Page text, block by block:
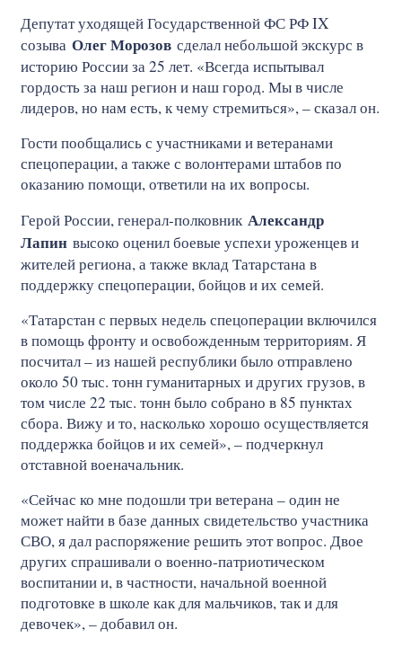
Депутат уходящей Государственной ФС РФ IX
созыва Олег Морозов сделал небольшой экскурс в
историю России за 25 лет. «Всегда испытывал
гордость за наш регион и наш город. Мы в числе
лидеров, но нам есть, к чему стремиться», – сказал он.
Гости пообщались с участниками и ветеранами
спецоперации, а также с волонтерами штабов по
оказанию помощи, ответили на их вопросы.
Герой России, генерал-полковник Александр
Лапин высоко оценил боевые успехи уроженцев и
жителей региона, а также вклад Татарстана в
поддержку спецоперации, бойцов и их семей.
«Татарстан с первых недель спецоперации включился
в помощь фронту и освобожденным территориям. Я
посчитал – из нашей республики было отправлено
около 50 тыс. тонн гуманитарных и других грузов, в
том числе 22 тыс. тонн было собрано в 85 пунктах
сбора. Вижу и то, насколько хорошо осуществляется
поддержка бойцов и их семей», – подчеркнул
отставной военачальник.
«Сейчас ко мне подошли три ветерана – один не
может найти в базе данных свидетельство участника
СВО, я дал распоряжение решить этот вопрос. Двое
других спрашивали о военно-патриотическом
воспитании и, в частности, начальной военной
подготовке в школе как для мальчиков, так и для
девочек», – добавил он.